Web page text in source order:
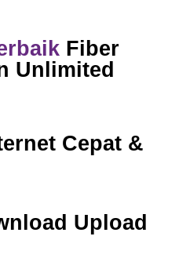
Fiber
Unlimited
Cepat &
Upload